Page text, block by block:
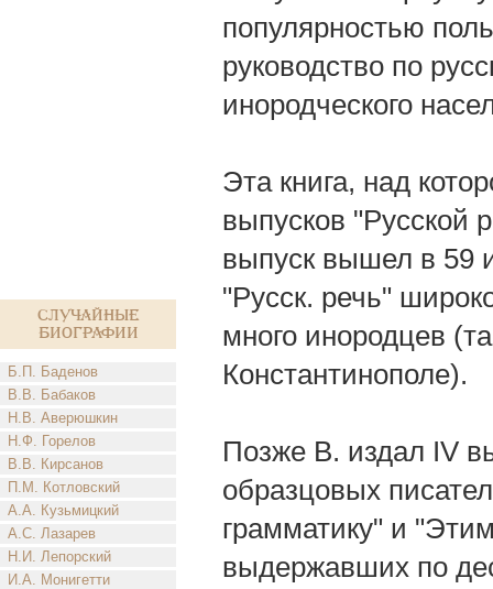
Случайные
биографии
Б.П. Баденов
В.В. Бабаков
Н.В. Аверюшкин
Н.Ф. Горелов
В.В. Кирсанов
П.М. Котловский
А.А. Кузьмицкий
А.С. Лазарев
Н.И. Лепорский
И.А. Монигетти
популярностью
руководство по
инородческого
Эта книга, над
выпусков "Русской
выпуск вышел в 59
"Русск. речь"
много инородцев
Константинополе).
Позже В. издал IV
образцовых
грамматику" и
выдержавших по